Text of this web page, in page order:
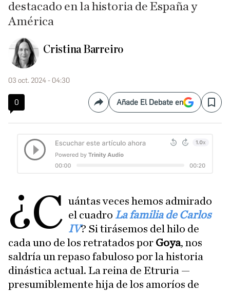
destacado en la historia de España y
América
Cristina Barreiro
03 oct. 2024 - 04:30
0 CompartirAñade El Debate en Save
¿C uántas veces hemos admirado
el cuadro La familia de Carlos
IV? Si tirásemos del hilo de
cada uno de los retratados por Goya, nos
saldría un repaso fabuloso por la historia
dinástica actual. La reina de Etruria —
presumiblemente hija de los amoríos de